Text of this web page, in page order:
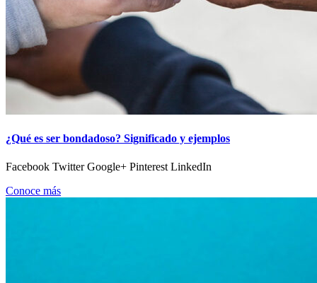
¿Qué es ser bondadoso? Significado y ejemplos
Facebook Twitter Google+ Pinterest LinkedIn
Conoce más